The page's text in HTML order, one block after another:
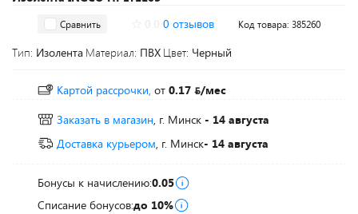
Сравнить 0 отзывов Код товара: 385260
Тип: Изолента Материал: ПВХ Цвет: Черный
Картой рассрочки, от 0.17
/мес
Заказать в магазин, г. Минск - 14 августа
Доставка курьером, г. Минск- 14 августа
Бонусы к начислению:0.05
Списание бонусов:до 10%